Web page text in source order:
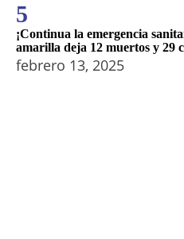
5
¡Continua la emergencia
amarilla deja 12 muertos y 29
febrero 13, 2025